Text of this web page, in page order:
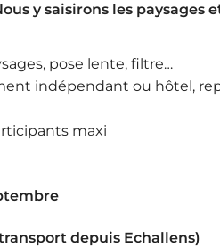
y saisirons les paysages
pose lente, filtre…
indépendant ou hôtel,
maxi
depuis Echallens)